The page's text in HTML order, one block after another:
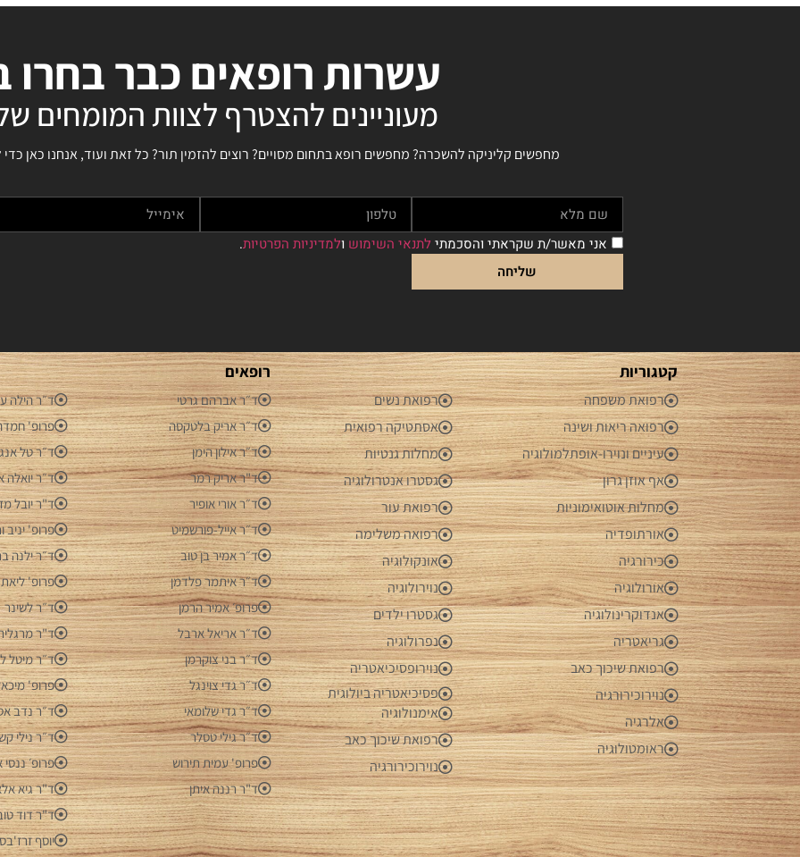
עשרות רופאים כבר בחרו
מעוניינים להצטרף לצוות המומחים
מחפשים קליניקה להשכרה? מחפשים רופא בתחום מסויים? רוצים להזמין תור? כל זאת ועוד, אנחנו כאן
אני מאשר/ת שקראתי והסכמתי לתנאי השימוש ולמדיניות הפרטיות.
שליחה
קטגוריות רופאים
רפואת משפחה
רפואה ריאות ושינה
עיניים ונוירו-אופתלמולוגיה
אף אוזן גרון
מחלות אוטואימוניות
אורתופדיה
כירורגיה
אורולוגיה
אנדוקרינולוגיה
גריאטריה
רפואת שיכוך כאב
נוירוכירורגיה
אלרגיה
ראומטולוגיה
רפואת נשים
אסתטיקה רפואית
מחלות גנטיות
גסטרו אנטרולוגיה
רפואת עור
רפואה משלימה
אונקולוגיה
נוירולוגיה
גסטרו ילדים
נפרולוגיה
נוירופסיכיאטריה
פסיכיאטריה ביולוגית
אימנולוגיה
רפואת שיכוך כאב
נוירוכירורגיה
ד״ר אברהם גרטי
ד״ר אריק בלטקסה
ד״ר אילון הימן
ד"ר אריק רמר
ד״ר אורי אופיר
ד״ר אייל-פורשמיט
ד״ר אמיר בן טוב
ד״ר איתמר פלדמן
פרופ׳ אמיר הרמן
ד״ר אריאל ארבל
ד״ר בני צוקרמן
ד״ר גדי צוינגל
ד״ר גדי שלומאי
ד״ר גילי טסלר
פרופ' עמית תירוש
ד"ר רננה איתן
ד״ר הילה
פרופ' חמדה
ד״ר טל
ד״ר יואלה
ד"ר יובל
פרופ' יניב
ד״ר ילנה
פרופ'
ד״ר לשינר
ד"ר
ד״ר מיטל
פרופ'
ד״ר נדב
ד״ר נילי
פרופ׳ ננסי
ד"ר גיא
ד"ר דוד
יוסף